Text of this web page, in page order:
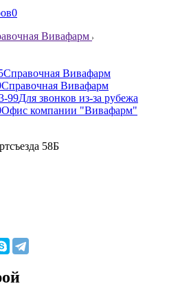
0
Вивафарм
Справочная Вивафарм
Справочная Вивафарм
99Для звонков из-за рубежа
Офис компании "Вивафарм"
58Б